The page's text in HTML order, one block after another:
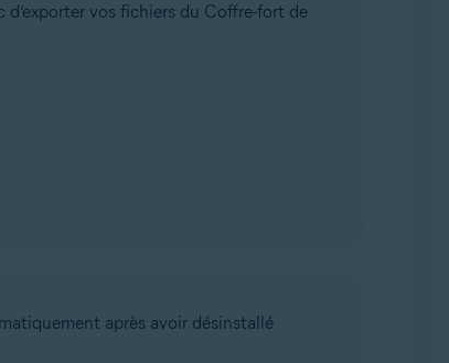
vos fichiers du Coffre-fort de
après avoir désinstallé